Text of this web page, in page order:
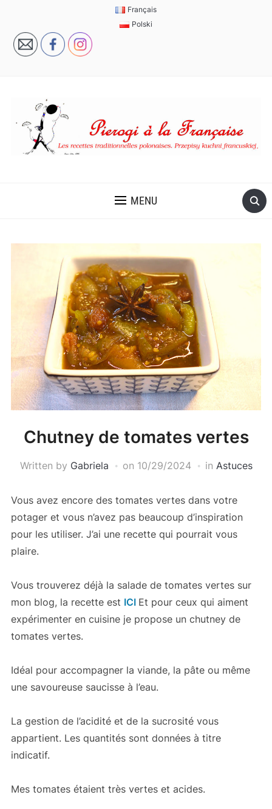
Français
Polski
MENU
Chutney de tomates vertes
Written by Gabriela on 10/29/2024 in Astuces
Vous avez encore des tomates vertes dans votre
potager et vous n’avez pas beaucoup d’inspiration
pour les utiliser. J’ai une recette qui pourrait vous
plaire.
Vous trouverez déjà la salade de tomates vertes sur
mon blog, la recette est ICI Et pour ceux qui aiment
expérimenter en cuisine je propose un chutney de
tomates vertes.
Idéal pour accompagner la viande, la pâte ou même
une savoureuse saucisse à l’eau.
La gestion de l’acidité et de la sucrosité vous
appartient. Les quantités sont données à titre
indicatif.
Mes tomates étaient très vertes et acides.